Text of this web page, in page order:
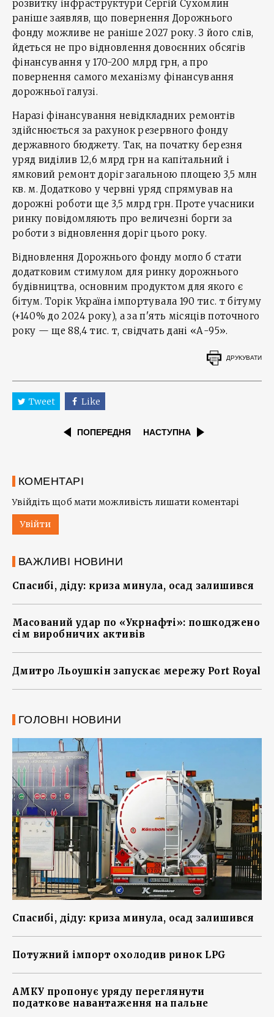
розвитку інфраструктури Сергій Сухомлин
раніше заявляв, що повернення Дорожнього
фонду можливе не раніше 2027 року. З його слів,
йдеться не про відновлення довоєнних обсягів
фінансування у 170-200 млрд грн, а про
повернення самого механізму фінансування
дорожньої галузі.
Наразі фінансування невідкладних ремонтів
здійснюється за рахунок резервного фонду
державного бюджету. Так, на початку березня
уряд виділив 12,6 млрд грн на капітальний і
ямковий ремонт доріг загальною площею 3,5 млн
кв. м. Додатково у червні уряд спрямував на
дорожні роботи ще 3,5 млрд грн. Проте учасники
ринку повідомляють про величезні борги за
роботи з відновлення доріг цього року.
Відновлення Дорожнього фонду могло б стати
додатковим стимулом для ринку дорожнього
будівництва, основним продуктом для якого є
бітум. Торік Україна імпортувала 190 тис. т бітуму
(+140% до 2024 року), а за п'ять місяців поточного
року — ще 88,4 тис. т, свідчать дані «А-95».
ДРУКУВАТИ
Tweet Like
ПОПЕРЕДНЯ НАСТУПНА
КОМЕНТАРІ
Увійдіть щоб мати можливість лишати коментарі
Увійти
ВАЖЛИВІ НОВИНИ
Спасибі, діду: криза минула, осад залишився
Масований удар по «Укрнафті»: пошкоджено
сім виробничих активів
Дмитро Льоушкін запускає мережу Port Royal
ГОЛОВНІ НОВИНИ
Спасибі, діду: криза минула, осад залишився
Потужний імпорт охолодив ринок LPG
АМКУ пропонує уряду переглянути
податкове навантаження на пальне